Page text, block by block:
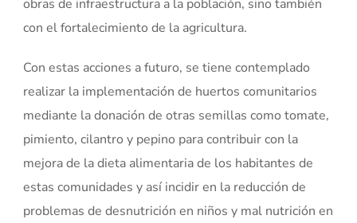
obras de infraestructura a la población, sino también
con el fortalecimiento de la agricultura.
Con estas acciones a futuro, se tiene contemplado
realizar la implementación de huertos comunitarios
mediante la donación de otras semillas como tomate,
pimiento, cilantro y pepino para contribuir con la
mejora de la dieta alimentaria de los habitantes de
estas comunidades y así incidir en la reducción de
problemas de desnutrición en niños y mal nutrición en